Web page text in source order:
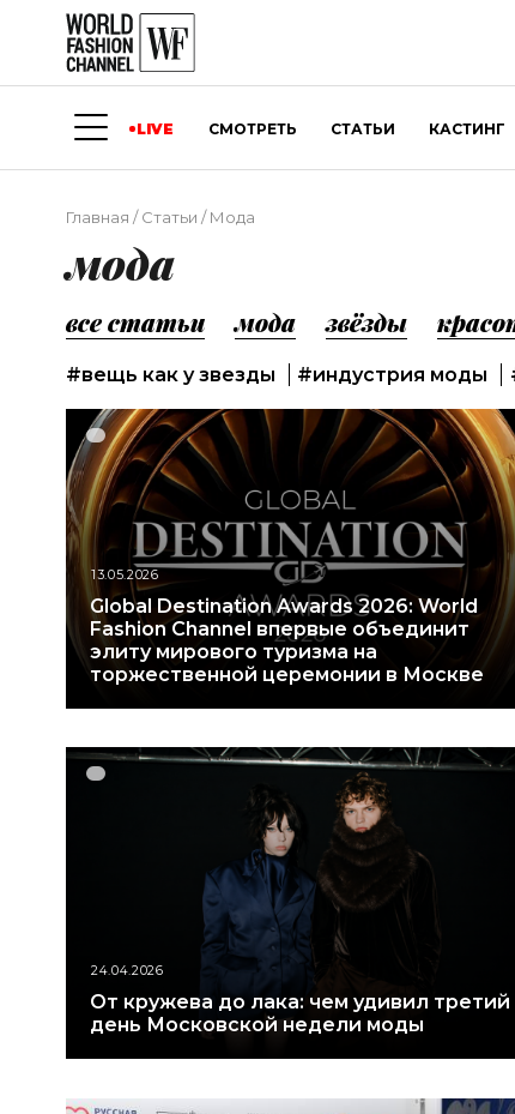
LIVE СМОТРЕТЬ СТАТЬИ КАСТИНГ
Главная /Статьи /Мода
мода
все статьи мода звёзды
#вещь как у звезды #индустрия моды
13.05.2026
Global Destination Awards 2026: World
Fashion Channel впервые объединит
элиту мирового туризма на
торжественной церемонии в Москве
24.04.2026
От кружева до лака: чем удивил третий
день Московской недели моды